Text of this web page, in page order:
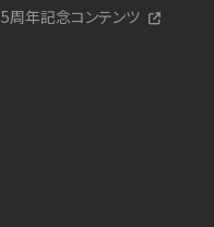
5周年記念コンテンツ